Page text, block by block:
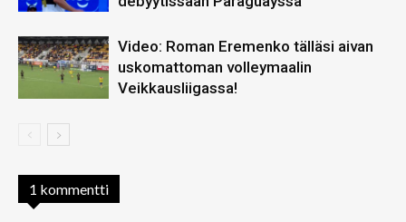
Video: Roman Eremenko tälläsi aivan
uskomattoman volleymaalin
Veikkausliigassa!
1 kommentti